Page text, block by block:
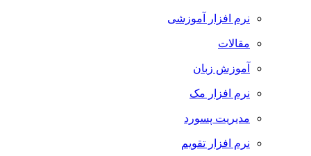
نرم افزار آموزشی
مقالات
آموزش زبان
نرم افزار مک
مدیریت پسورد
نرم افزار تقویم